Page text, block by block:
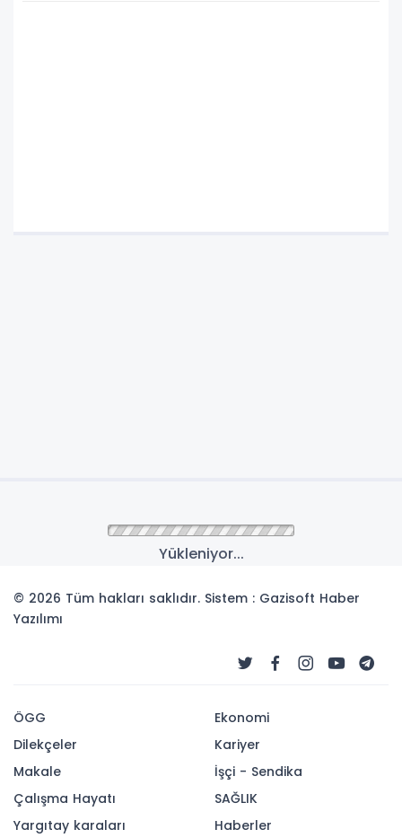
Yükleniyor...
© 2026 Tüm hakları saklıdır. Sistem : Gazisoft Haber
Yazılımı
ÖGG
Dilekçeler
Makale
Çalışma Hayatı
Yargıtay karaları
Ekonomi
Kariyer
İşçi - Sendika
SAĞLIK
Haberler